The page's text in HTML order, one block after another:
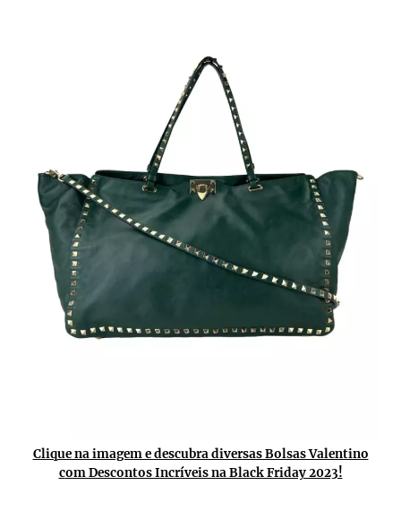
Clique na imagem e descubra diversas Bolsas Valentino
com Descontos Incríveis na Black Friday 2023!